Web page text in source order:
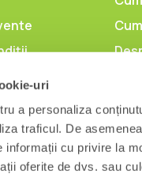
uri
a personaliza
traficul. De
informații cu privire la
oferite de dvs. sau
cu